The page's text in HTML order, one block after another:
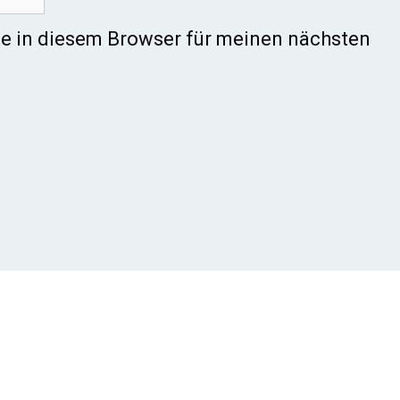
in diesem Browser für meinen nächsten